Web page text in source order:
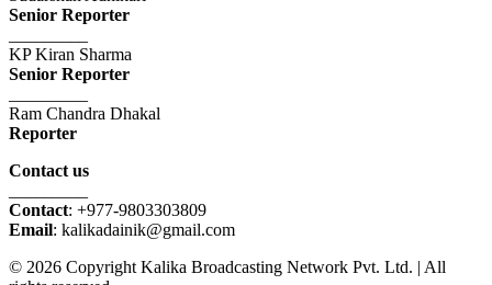
Senior Reporter
KP Kiran Sharma
Senior Reporter
Ram Chandra Dhakal
Reporter
Contact us
Contact: +977-9803303809
Email: kalikadainik@gmail.com
© 2026 Copyright Kalika Broadcasting Network Pvt. Ltd. | All